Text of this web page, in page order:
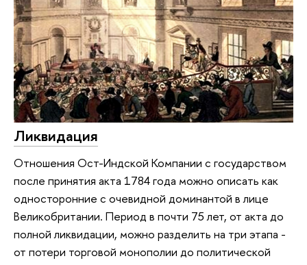
Ликвидация
Отношения Ост-Индской Компании с государством
после принятия акта 1784 года можно описать как
односторонние с очевидной доминантой в лице
Великобритании. Период в почти 75 лет, от акта до
полной ликвидации, можно разделить на три этапа -
от потери торговой монополии до политической